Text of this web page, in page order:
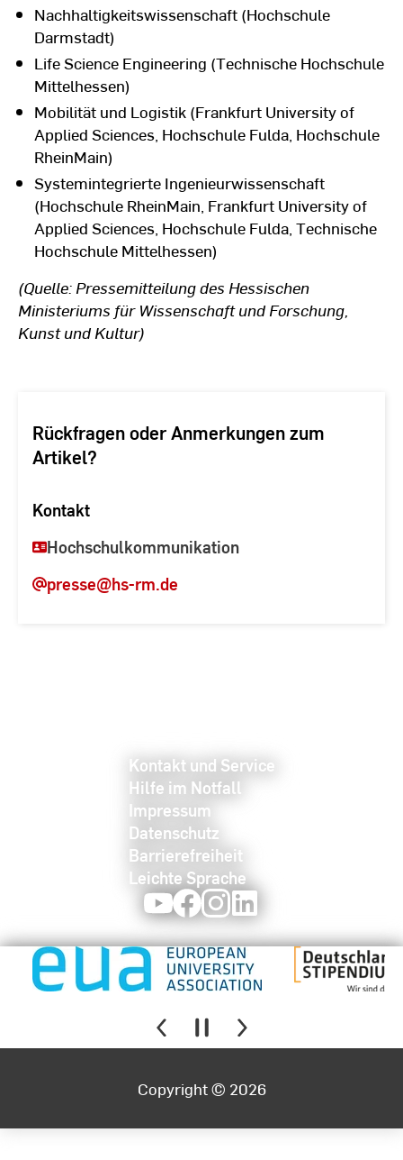
Nachhaltigkeitswissenschaft (Hochschule
Darmstadt)
Life Science Engineering (Technische Hochschule
Mittelhessen)
Mobilität und Logistik (Frankfurt University of
Applied Sciences, Hochschule Fulda, Hochschule
RheinMain)
Systemintegrierte Ingenieurwissenschaft
(Hochschule RheinMain, Frankfurt University of
Applied Sciences, Hochschule Fulda, Technische
Hochschule Mittelhessen)
(Quelle: Pressemitteilung des Hessischen
Ministeriums für Wissenschaft und Forschung,
Kunst und Kultur)
Rückfragen oder Anmerkungen zum
Artikel?
Kontakt
Hochschulkommunikation
presse@hs-rm.de
Kontakt und Service
Hilfe im Notfall
Impressum
Datenschutz
Barrierefreiheit
Leichte Sprache
YoutubeFacebookInstagram
Copyright © 2026